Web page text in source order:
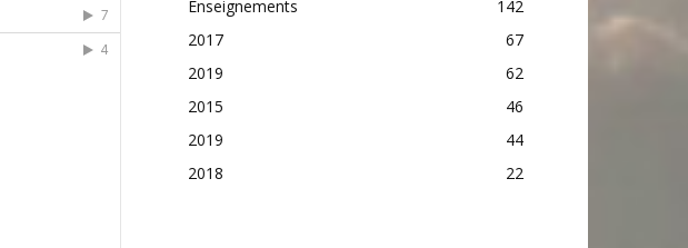
Enseignements
142
2017
67
2019
62
2015
46
2019
44
2018
22